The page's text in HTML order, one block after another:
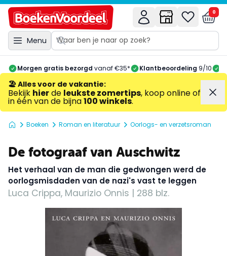
Menu
0
Morgen gratis bezorgd vanaf €35* Klantbeoordeling 9/10
🏖️ Alles voor de vakantie:
Bekijk hierde leukste zomertips, koop online of
in één van de bijna100 winkels.
Boeken Roman en literatuur Oorlogs- en verzetsroman
De fotograaf van Auschwitz
Het verhaal van de man die gedwongen werd de
oorlogsmisdaden van de nazi's vast te leggen
Luca Crippa, Maurizio Onnis | 288 blz.